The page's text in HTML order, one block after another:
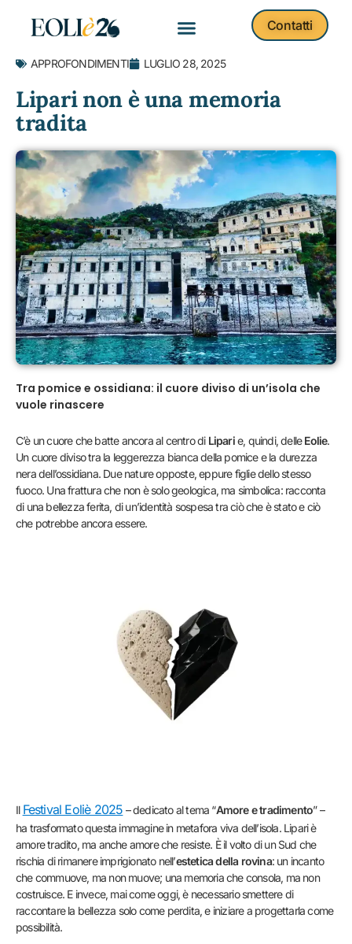
Contatti
APPROFONDIMENTI LUGLIO 28, 2025
Lipari non è una memoria
tradita
Tra pomice e ossidiana: il cuore diviso di un’isola che
vuole rinascere
C’è un cuore che batte ancora al centro di Liparie, quindi, delleEolie.
Un cuore diviso tra la leggerezza bianca della pomice e la durezza
nera dell’ossidiana. Due nature opposte, eppure figlie dello stesso
fuoco. Una frattura che non è solo geologica, ma simbolica: racconta
di una bellezza ferita, di un’identità sospesa tra ciò che è stato e ciò
che potrebbe ancora essere.
Il Festival Eoliè 2025 – dedicato al tema “Amore e tradimento” –
ha trasformato questa immagine in metafora viva dell’isola. Lipari è
amore tradito, ma anche amore che resiste. È il volto di un Sud che
rischia di rimanere imprigionato nell’estetica della rovina: un incanto
che commuove, ma non muove; una memoria che consola, ma non
costruisce. E invece, mai come oggi, è necessario smettere di
raccontare la bellezza solo come perdita, e iniziare a progettarla come
possibilità.